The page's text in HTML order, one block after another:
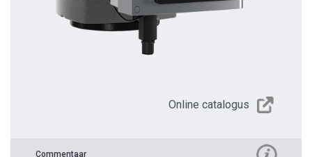
Online catalogus
Commentaar